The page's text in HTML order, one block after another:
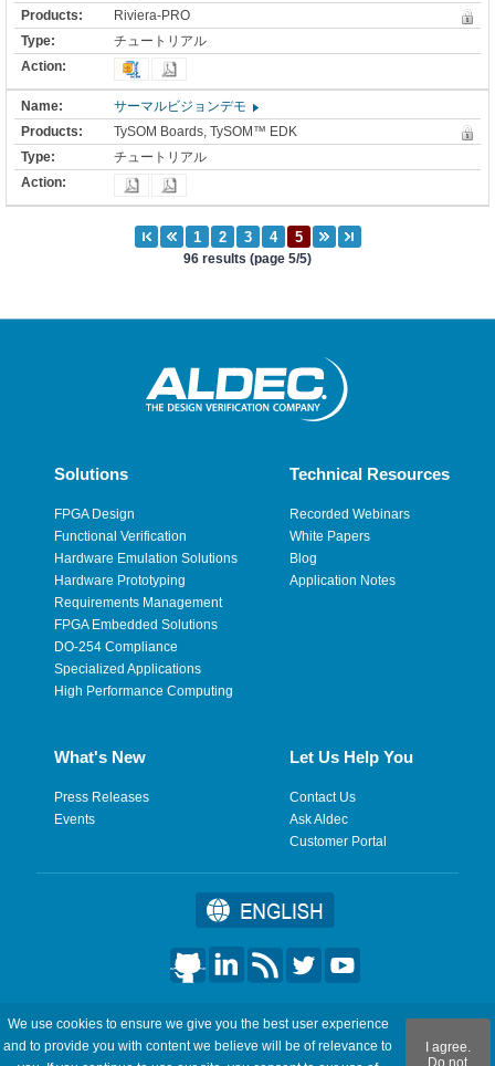
Riviera-PRO
チュートリアル
サーマルビジョンデモ
TySOM Boards, TySOM™ EDK
チュートリアル
96 results (page 5/5)
Solutions
FPGA Design
Functional Verification
Hardware Emulation Solutions
Hardware Prototyping
Requirements Management
FPGA Embedded Solutions
DO-254 Compliance
Specialized Applications
High Performance Computing
Technical Resources
Recorded Webinars
White Papers
Blog
Application Notes
What's New
Press Releases
Events
Let Us Help You
Contact Us
Ask Aldec
Customer Portal
©2026 Aldec, Inc. All Rights Reserved.
Legal | Privacy | Site Map | RSS Feeds | フィードバックを送
We use cookies to ensure we give you the best user experience
and to provide you with content we believe will be of relevance to
I agree.
Do not